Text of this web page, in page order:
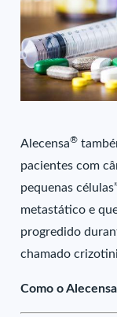
Alecensa®
pacientes com
pequenas
metastático e
progredido
chamado
Como o